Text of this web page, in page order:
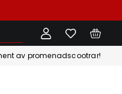
Sök
av promenadscootrar!